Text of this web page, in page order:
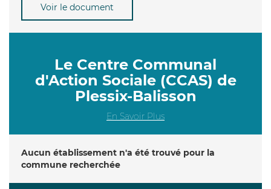
Voir le document
Le Centre Communal
d'Action Sociale (CCAS) de
Plessix-Balisson
En Savoir Plus
Aucun établissement n'a été trouvé pour la
commune recherchée